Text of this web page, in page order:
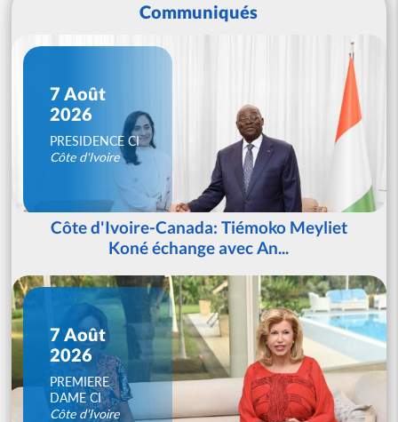
Communiqués
7 Août
2026
PRESIDENCE CI
Côte d'Ivoire
Côte d'Ivoire-Canada: Tiémoko Meyliet
Koné échange avec An...
7 Août
2026
PREMIERE
DAME CI
Côte d'Ivoire